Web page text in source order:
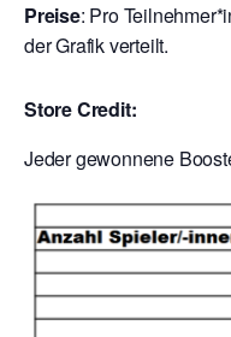
Preise: Pro
der Grafik verteilt.
Store Credit:
Jeder gewonnene